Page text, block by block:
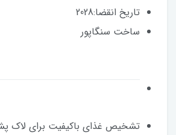
تاریخ انقضا:2028
ساخت
تشخیص غذای باکیفیت برای لاک